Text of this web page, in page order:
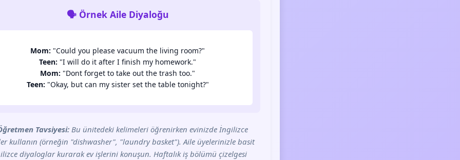
🗣️ Örnek Aile Diyaloğu
Mom: "Could you please vacuum the living room?"
Teen: "I will do it after I finish my homework."
Mom: "Dont forget to take out the trash too."
Teen: "Okay, but can my sister set the table tonight?"
Tavsiyesi: Bu ünitedeki kelimeleri öğrenirken evinizde İngilizce
kullanın (örneğin "dishwasher", "laundry basket"). Aile üyelerinizle basit
diyaloglar kurarak ev işlerini konuşun. Haftalık iş bölümü çizelgesi